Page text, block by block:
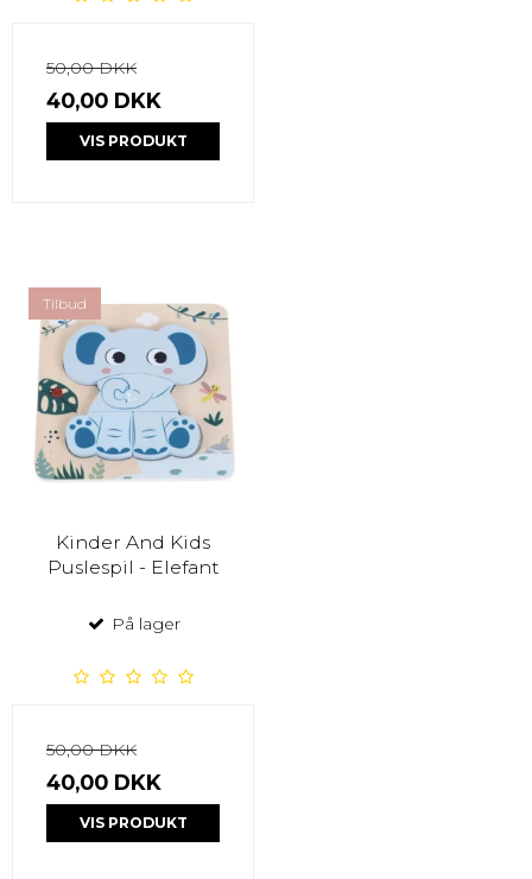
50,00 DKK
40,00 DKK
VIS PRODUKT
Tilbud
Kinder And Kids
Puslespil - Elefant
På lager
50,00 DKK
40,00 DKK
VIS PRODUKT